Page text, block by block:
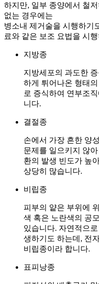
하지만, 일부 종양에서 철
없는 경우에는
병소내 제거술을 시행하기
료와 같은 보조 요법을 시
지방종
지방세포의 과도한
하게 튀어나온 형태
로 증식하여 연부조
니다.
결절종
손에서 가장 흔한 양
문제를 일으키지 않
환의 발생 빈도가 높
상당히 많습니다.
비립종
피부의 얕은 부위에
색 혹은 노란색의 공
있습니다. 자연적으
생하기도 하는데, 전
비립종이라 합니다.
표피낭종